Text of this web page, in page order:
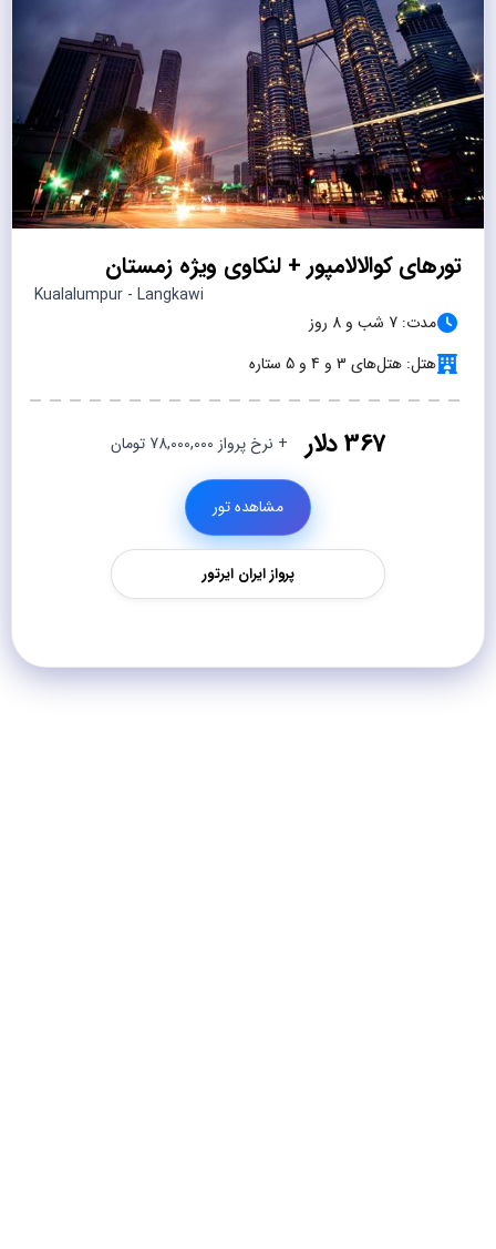
367 دلار + نرخ پرواز 78,000,000 تومان
مشاهده تور
پرواز ایران ایرتور
تورهای کوالالامپور + لنکاوی ویژه زمستان
Kualalumpur - Langkawi
مدت: 7 شب و 8 روز
هتل: هتل‌های 3 و 4 و 5 ستاره